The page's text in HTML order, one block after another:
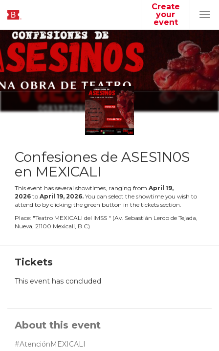
Create
your
event
Confesiones de ASES1N0S
en MEXICALI
This event has several showtimes, ranging from April 19,
2026 to April 19, 2026. You can select the showtime you wish to
attend to by clicking the green button in the tickets section.
Place: "Teatro MEXICALI del IMSS " (Av. Sebastián Lerdo de Tejada,
Nueva, 21100 Mexicali, B.C)
Tickets
This event has concluded
About this event
#AtenciónMEXICALI